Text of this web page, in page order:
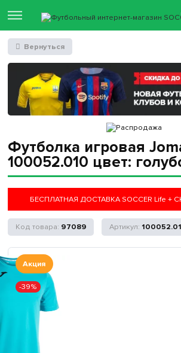
Футболка игровая
100052.010 цвет:
БЕСПЛАТНАЯ ДОСТАВКА SOCCER Life +
97089
Акция
-39%
Вернуться